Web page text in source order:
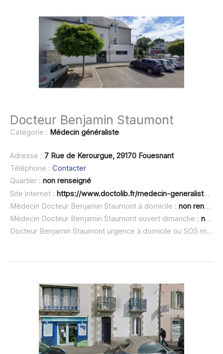
Docteur Benjamin Staumont
Catégorie : Médecin généraliste
Adresse : 7 Rue de Kerourgue, 29170 Fouesnant
Téléphone : Contacter
Quartier : non renseigné
Site internet : https://www.doctolib.fr/medecin-generaliste/fouesnant/benjamin-staumont
Médecin Docteur Benjamin Staumont à domicile : non renseigné
Médecin Docteur Benjamin Staumont ouvert dimanche : non renseigné
Docteur Benjamin Staumont urgence à domicile ou SOS médecin :